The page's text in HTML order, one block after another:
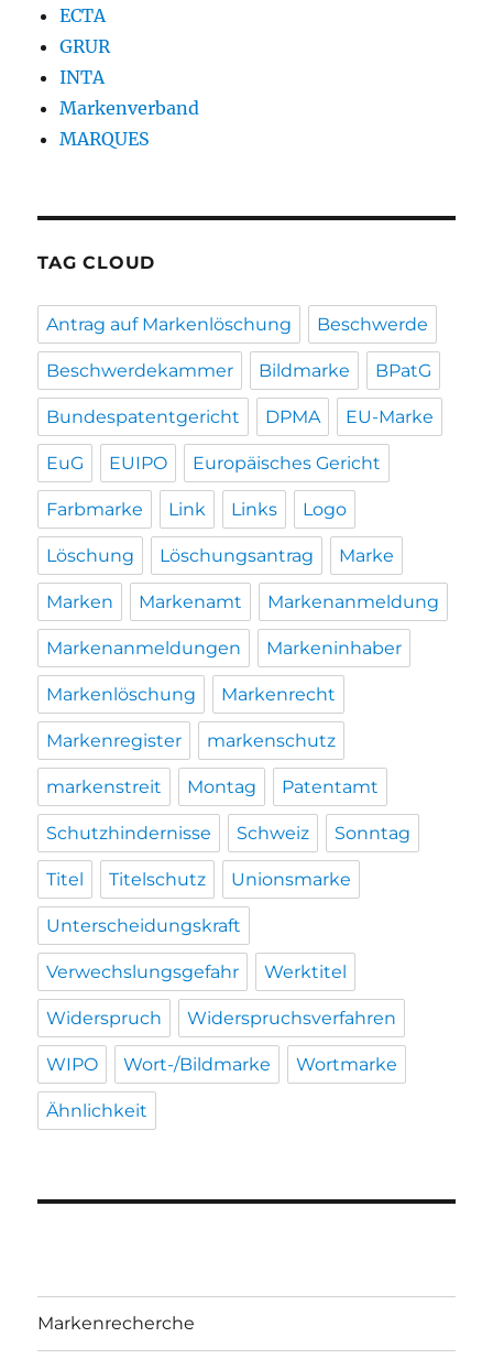
ECTA
GRUR
INTA
Markenverband
MARQUES
TAG CLOUD
Antrag auf Markenlöschung Beschwerde
Beschwerdekammer Bildmarke BPatG
Bundespatentgericht DPMA EU-Marke
EuG EUIPO Europäisches Gericht
Farbmarke Link Links Logo
Löschung Löschungsantrag Marke
Marken Markenamt Markenanmeldung
Markenanmeldungen Markeninhaber
Markenlöschung Markenrecht
Markenregister markenschutz
markenstreit Montag Patentamt
Schutzhindernisse Schweiz Sonntag
Titel Titelschutz Unionsmarke
Unterscheidungskraft
Verwechslungsgefahr Werktitel
Widerspruch Widerspruchsverfahren
WIPO Wort-/Bildmarke Wortmarke
Ähnlichkeit
Markenrecherche